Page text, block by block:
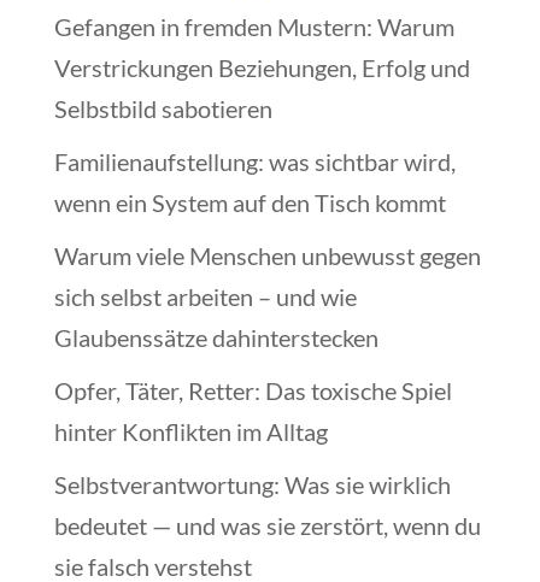
Gefangen in fremden Mustern: Warum
Verstrickungen Beziehungen, Erfolg und
Selbstbild sabotieren
Familienaufstellung: was sichtbar wird,
wenn ein System auf den Tisch kommt
Warum viele Menschen unbewusst gegen
sich selbst arbeiten – und wie
Glaubenssätze dahinterstecken
Opfer, Täter, Retter: Das toxische Spiel
hinter Konflikten im Alltag
Selbstverantwortung: Was sie wirklich
bedeutet — und was sie zerstört, wenn du
sie falsch verstehst